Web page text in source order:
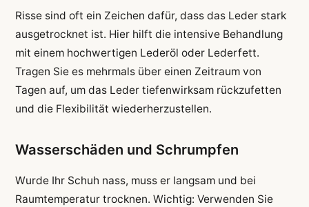
Risse sind oft ein Zeichen dafür, dass das Leder stark
ausgetrocknet ist. Hier hilft die intensive Behandlung
mit einem hochwertigen Lederöl oder Lederfett.
Tragen Sie es mehrmals über einen Zeitraum von
Tagen auf, um das Leder tiefenwirksam rückzufetten
und die Flexibilität wiederherzustellen.
Wasserschäden und Schrumpfen
Wurde Ihr Schuh nass, muss er langsam und bei
Raumtemperatur trocknen. Wichtig: Verwenden Sie